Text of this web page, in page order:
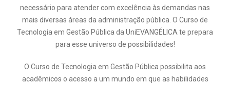
necessário para atender com excelência às demandas nas
mais diversas áreas da administração pública. O Curso de
Tecnologia em Gestão Pública da UniEVANGÉLICA te prepara
para esse universo de possibilidades!
O Curso de Tecnologia em Gestão Pública possibilita aos
acadêmicos o acesso a um mundo em que as habilidades